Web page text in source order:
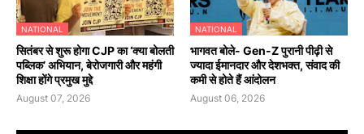
NATIONAL
सितंबर से शुरू होगा CJP का ‘क्या बोलती
पब्लिक’ अभियान, बेरोजगारी और महंगी
शिक्षा होंगे प्रमुख मुद्दे
August 07, 2026
NATIONAL
भागवत बोले- Gen-Z पुरानी पीढ़ी से
ज्यादा ईमानदार और देशभक्त, संवाद की
कमी से होते हैं आंदोलन
August 06, 2026